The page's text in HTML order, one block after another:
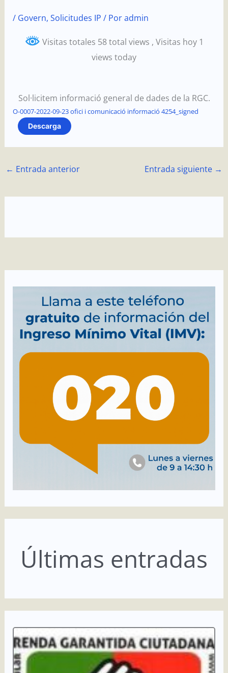
contenido
/ Govern, Solicitudes IP / Poradmin
Visitas totales 58 total views , Visitas hoy 1
views today
Sol·licitem informació general de dades de la RGC.
O-0007-2022-09-23 ofici i comunicació informació 4254_signed
Descarga
← Entrada anterior Entrada siguiente →
Últimas entradas